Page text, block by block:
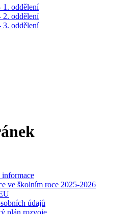
1. oddělení
2. oddělení
3. oddělení
ve školním roce 2025-2026
údajů
plán rozvoje